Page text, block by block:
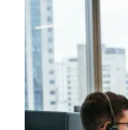
Bragantino
Acompanhar jogos
Newsletter Bom Dia Barueri
Resultados das Loterias
Clima e Previsão do Tempo
Vagas de
Explore Barueri
Guia de Empresas
Publicidade Anuncie Aqui
Seguir min de leitura
BPO financeiro
gestão de